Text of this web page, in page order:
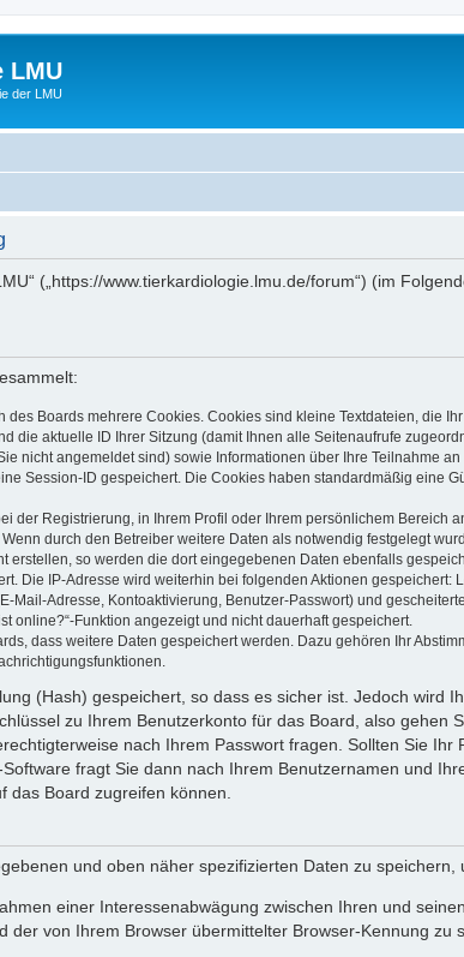
LMU
der LMU
(„https://www.tierkardiologie.lmu.de/forum“) (im
des Boards mehrere Cookies. Cookies sind kleine Textdateien, die
die aktuelle ID Ihrer Sitzung (damit Ihnen alle Seitenaufrufe
nicht angemeldet sind) sowie Informationen über Ihre Teilnahme
Session-ID gespeichert. Die Cookies haben standardmäßig eine
der Registrierung, in Ihrem Profil oder Ihrem persönlichem Bereich
durch den Betreiber weitere Daten als notwendig festgelegt
erstellen, so werden die dort eingegebenen Daten ebenfalls
Die IP-Adresse wird weiterhin bei folgenden Aktionen
Mail-Adresse, Kontoaktivierung, Benutzer-Passwort) und
online?“-Funktion angezeigt und nicht dauerhaft gespeichert.
dass weitere Daten gespeichert werden. Dazu gehören Ihr
(Hash) gespeichert, so dass es sicher ist. Jedoch wird
zu Ihrem Benutzerkonto für das Board, also gehen
nach Ihrem Passwort fragen. Sollten Sie
fragt Sie dann nach Ihrem Benutzernamen und
das Board zugreifen können.
und oben näher spezifizierten Daten zu
einer Interessenabwägung zwischen Ihren und
der von Ihrem Browser übermittelter Browser-Kennung